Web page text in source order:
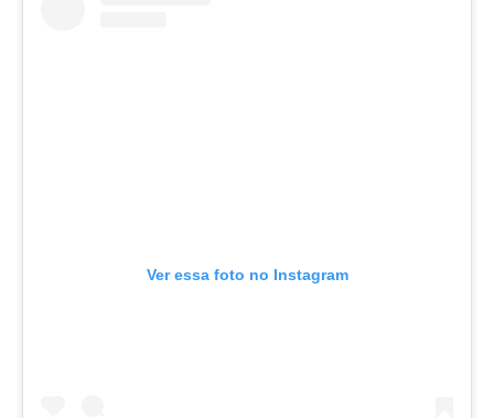
Ver essa foto no Instagram